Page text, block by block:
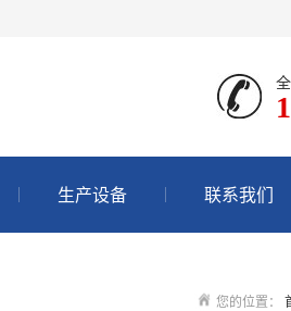
生产设备 联系我们
您的位置：